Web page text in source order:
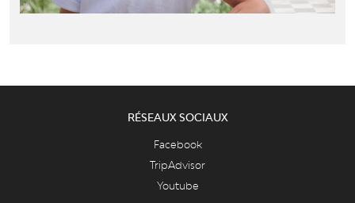
RÉSEAUX SOCIAUX
Facebook
TripAdvisor
Youtube